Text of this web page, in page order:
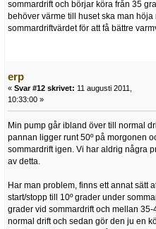
sommardrift och börjar köra från 35
behöver värme till huset ska man
sommardriftvärdet för att få bättre
erp
« Svar #12 skrivet: 11 augusti 2011,
10:33:00 »
Min pump går ibland över till normal
pannan ligger runt 50º på morgonen
sommardrift igen. Vi har aldrig några
av detta.
Har man problem, finns ett annat sätt
start/stopp till 10º grader under
grader vid sommardrift och mellan 35-
normal drift och sedan gör den ju en